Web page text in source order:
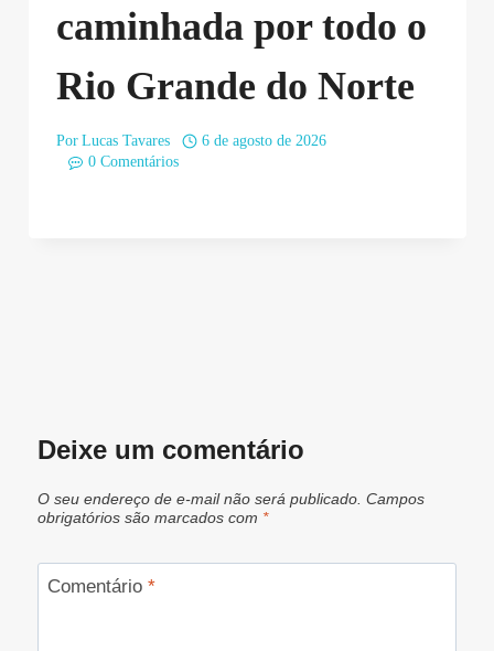
caminhada por todo o
Rio Grande do Norte
Por Lucas Tavares
6 de agosto de 2026
0 Comentários
Deixe um comentário
O seu endereço de e-mail não será publicado. Campos
obrigatórios são marcados com *
Comentário *